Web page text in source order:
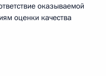
оказываемой
оценки качества